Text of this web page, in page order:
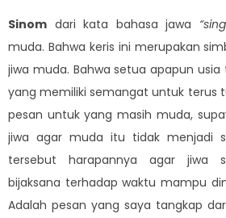
Sinom dari kata bahasa jawa
muda. Bahwa keris ini merupakan
jiwa muda. Bahwa setua apapun
yang memiliki semangat untuk terus
pesan untuk yang masih muda,
jiwa agar muda itu tidak menjadi
tersebut harapannya agar jiwa
bijaksana terhadap waktu mampu
Adalah pesan yang saya tangkap